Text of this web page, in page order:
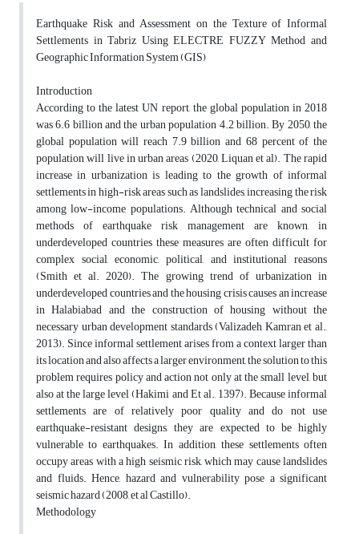
Earthquake Risk and Assessment on the Texture of Informal
Settlements in Tabriz Using ELECTRE FUZZY Method and
Geographic Information System (GIS)
Introduction
According to the latest UN report, the global population in 2018
was 6.6 billion and the urban population 4.2 billion. By 2050, the
global population will reach 7.9 billion and 68 percent of the
population will live in urban areas (2020, Liquan et al). The rapid
increase in urbanization is leading to the growth of informal
settlements in high-risk areas such as landslides, increasing the risk
among low-income populations. Although technical and social
methods of earthquake risk management are known, in
underdeveloped countries these measures are often difficult for
complex social, economic, political, and institutional reasons
(Smith et al. 2020). The growing trend of urbanization in
underdeveloped countries and the housing crisis causes an increase
in Halabiabad and the construction of housing without the
necessary urban development standards (Valizadeh Kamran et al.,
2013). Since informal settlement arises from a context larger than
its location and also affects a larger environment, the solution to this
problem requires policy and action not only at the small level, but
also at the large level (Hakimi and Et al., 1397). Because informal
settlements are of relatively poor quality and do not use
earthquake-resistant designs, they are expected to be highly
vulnerable to earthquakes. In addition, these settlements often
occupy areas with a high seismic risk, which may cause landslides
and fluids. Hence, hazard and vulnerability pose a significant
seismic hazard (2008, et al Castillo).
Methodology